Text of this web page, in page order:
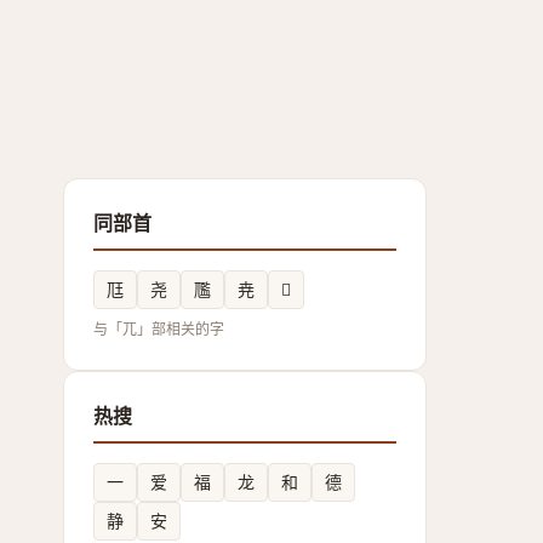
同部首
尫 尧 尶 尭 𡰏
与「兀」部相关的字
热搜
一 爱 福 龙 和
德
静
安